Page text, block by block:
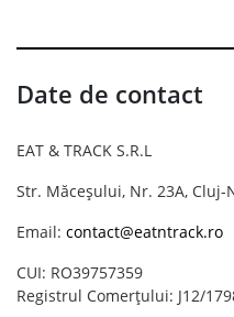
Date de contact
EAT & TRACK S.R.L
Str. Măceșului, Nr. 23A, Cluj-
Email: contact@eatntrack.ro
CUI: RO39757359
Registrul Comerțului: J12/